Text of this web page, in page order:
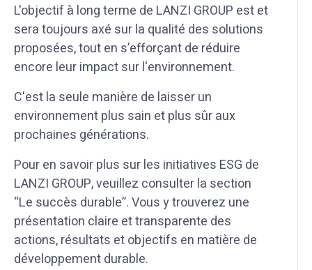
L'objectif à long terme de LANZI GROUP est et
sera toujours axé sur la qualité des solutions
proposées, tout en s’efforçant de réduire
encore leur impact sur l'environnement.
C'est la seule manière de laisser un
environnement plus sain et plus sûr aux
prochaines générations.
Pour en savoir plus sur les initiatives ESG de
LANZI GROUP, veuillez consulter la section
“Le succès durable”. Vous y trouverez une
présentation claire et transparente des
actions, résultats et objectifs en matière de
développement durable.